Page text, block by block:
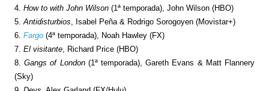
4. How to with John Wilson(1ª temporada), John Wilson (HBO)
5.Antidisturbios, Isabel Peña & Rodrigo Sorogoyen (Movistar+)
6. Fargo(4ª temporada), Noah Hawley (FX)
7. El visitante, Richard Price (HBO)
8.Gangs of London(1ª temporada), Gareth Evans & Matt Flannery
(Sky)